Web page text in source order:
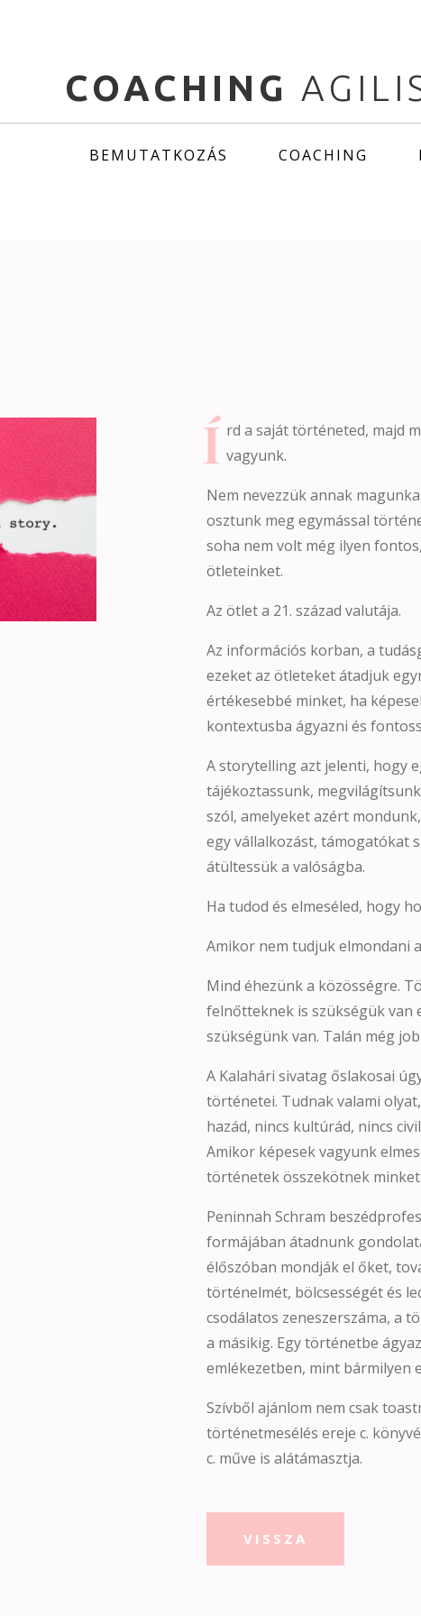
COACHING
BEMUTATKOZÁS (CURRENT)COACHING
Í rd a saját történeted, majd
vagyunk.
Nem nevezzük annak
osztunk meg egymással
soha nem volt még ilyen
ötleteinket.
Az ötlet a 21. század valutája.
Az információs korban, a
ezeket az ötleteket átadjuk
értékesebbé minket, ha
kontextusba ágyazni és
A storytelling azt jelenti, hogy
tájékoztassunk,
szól, amelyeket azért
egy vállalkozást, támogatókat
átültessük a valóságba.
Ha tudod és elmeséled, hogy
Amikor nem tudjuk elmondani
Mind éhezünk a közösségre.
felnőtteknek is szükségük van
szükségünk van. Talán még
A Kalahári sivatag őslakosai
történetei. Tudnak valami
hazád, nincs kultúrád, nincs
Amikor képesek vagyunk
történetek összekötnek
Peninnah Schram
formájában átadnunk
élőszóban mondják el őket,
történelmét, bölcsességét és
csodálatos zeneszerszáma, a
a másikig. Egy történetbe
emlékezetben, mint bármilyen
Szívből ajánlom nem csak
történetmesélés ereje c.
c. műve is alátámasztja.
VISSZA